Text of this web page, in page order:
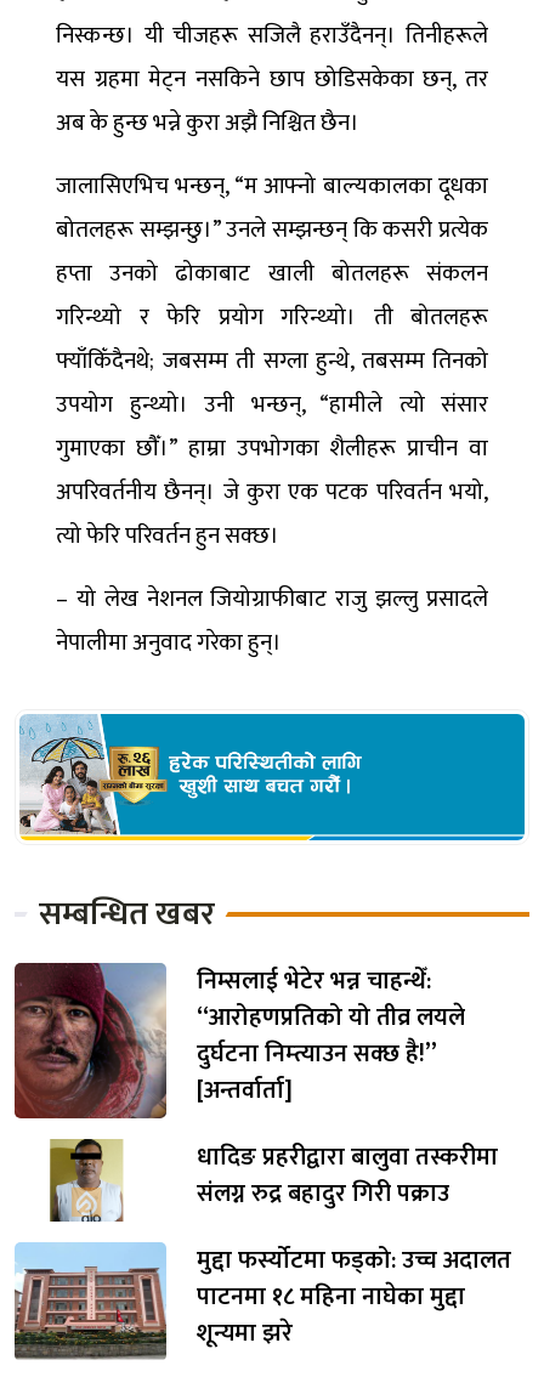
निस्कन्छ। यी चीजहरू सजिलै हराउँदैनन्। तिनीहरूले
यस ग्रहमा मेट्न नसकिने छाप छोडिसकेका छन्, तर
अब के हुन्छ भन्ने कुरा अझै निश्चित छैन।
जालासिएभिच भन्छन्, “म आफ्नो बाल्यकालका दूधका
बोतलहरू सम्झन्छु।” उनले सम्झन्छन् कि कसरी प्रत्येक
हप्ता उनको ढोकाबाट खाली बोतलहरू संकलन
गरिन्थ्यो र फेरि प्रयोग गरिन्थ्यो। ती बोतलहरू
फ्याँकिँदैनथे; जबसम्म ती सग्ला हुन्थे, तबसम्म तिनको
उपयोग हुन्थ्यो। उनी भन्छन्, “हामीले त्यो संसार
गुमाएका छौँ।” हाम्रा उपभोगका शैलीहरू प्राचीन वा
अपरिवर्तनीय छैनन्। जे कुरा एक पटक परिवर्तन भयो,
त्यो फेरि परिवर्तन हुन सक्छ।
– यो लेख नेशनल जियोग्राफीबाट राजु झल्लु प्रसादले
नेपालीमा अनुवाद गरेका हुन्।
सम्बन्धित खबर
निम्सलाई भेटेर भन्न चाहन्थेँ:
“आरोहणप्रतिको यो तीव्र लयले
दुर्घटना निम्त्याउन सक्छ है!”
[अन्तर्वार्ता]
धादिङ प्रहरीद्वारा बालुवा तस्करीमा
संलग्न रुद्र बहादुर गिरी पक्राउ
मुद्दा फर्स्योटमा फड्को: उच्च अदालत
पाटनमा १८ महिना नाघेका मुद्दा
शून्यमा झरे